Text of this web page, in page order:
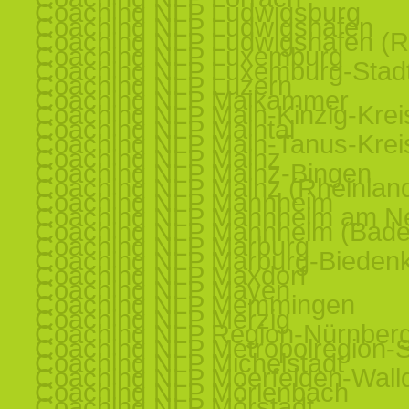
Coaching NLP Ludwigsburg
Coaching NLP Ludwigshafen
Coaching NLP Ludwigshafen
Coaching NLP Luxemburg
Coaching NLP Luxemburg-
Coaching NLP Luzern
Coaching NLP Maikammer
Coaching NLP Main-Kinzig-
Coaching NLP Maintal
Coaching NLP Main-Tanus-
Coaching NLP Mainz
Coaching NLP Mainz-Bingen
Coaching NLP Mainz
Coaching NLP Mannheim
Coaching NLP Mannheim am
Coaching NLP Mannheim
Coaching NLP Marburg
Coaching NLP Marburg-
Coaching NLP Maxdorf
Coaching NLP Mayen
Coaching NLP Memmingen
Coaching NLP Merzig
Coaching NLP Region-
Coaching NLP Metropolregion-
Coaching NLP Michelstadt
Coaching NLP Moerfelden-
Coaching NLP Mörlenbach